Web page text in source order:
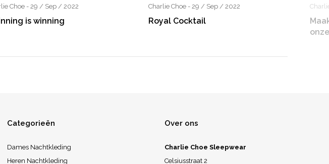
Choe - 29 / Sep / 2022
is winning
Charlie Choe - 29 / Sep / 2022
Royal Cocktail
Categorieën
Dames Nachtkleding
Heren Nachtkleding
Over ons
Charlie Choe Sleepwear
Celsiusstraat 2